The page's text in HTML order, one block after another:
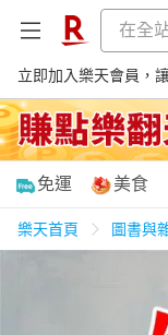
立即加入樂天會員，
購物網分類
免運 美食
樂天首頁 圖書與